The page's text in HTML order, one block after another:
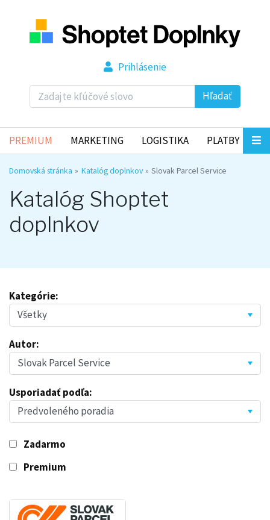
Hľadať
Prihlásenie
PREMIUM MARKETING LOGISTIKA PLATBY
Domovská stránka Katalóg doplnkov Slovak Parcel Service
Katalóg Shoptet
doplnkov
Kategórie:
Autor:
Usporiadať podľa:
Zadarmo
Premium